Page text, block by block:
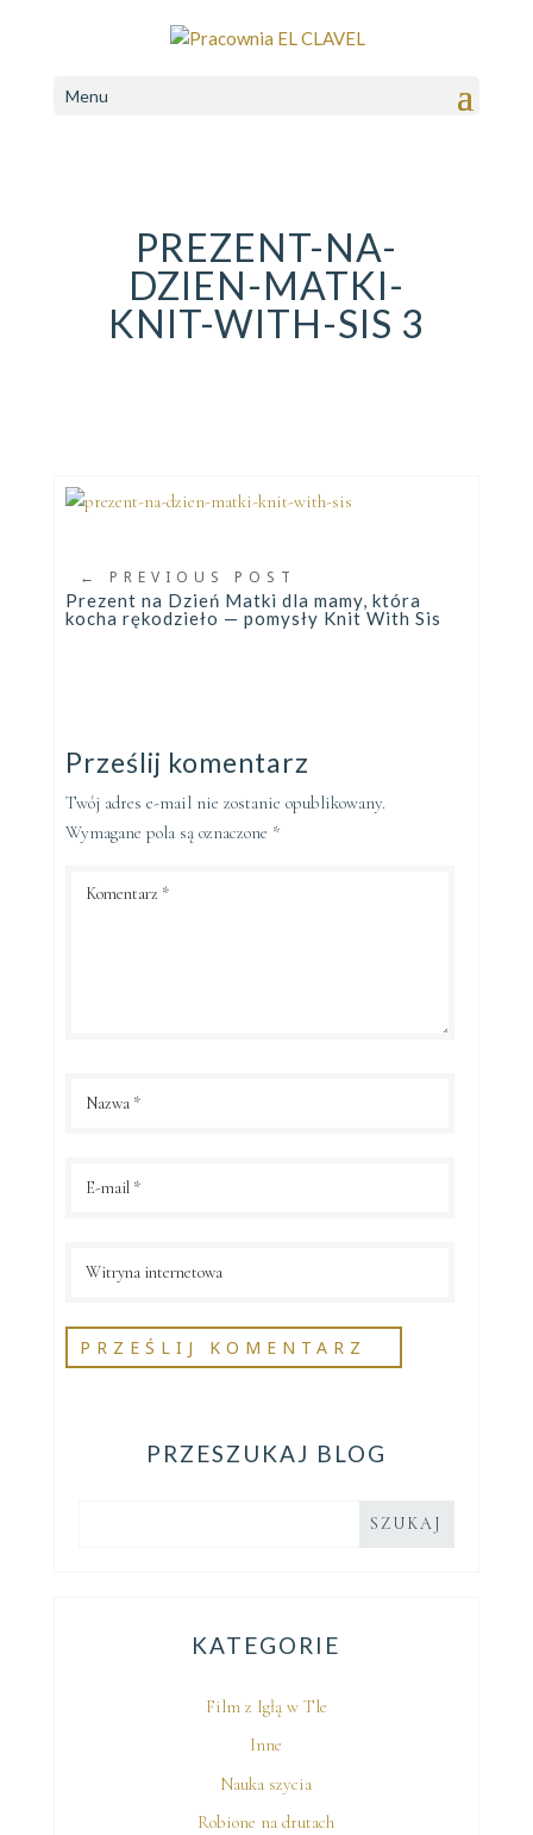
Menu
PREZENT-NA-
DZIEN-MATKI-
KNIT-WITH-SIS 3
← PREVIOUS POST
Prezent na Dzień Matki dla mamy, która
kocha rękodzieło — pomysły Knit With Sis
Prześlij komentarz
Twój adres e-mail nie zostanie opublikowany.
Wymagane pola są oznaczone *
PRZESZUKAJ BLOG
KATEGORIE
Film z Igłą w Tle
Inne
Nauka szycia
Robione na drutach